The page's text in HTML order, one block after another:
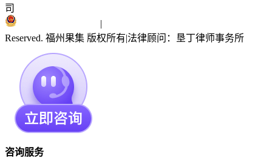
司
|
Reserved. 福州果集 版权所有|法律顾问：垦丁律师事务所
咨询服务